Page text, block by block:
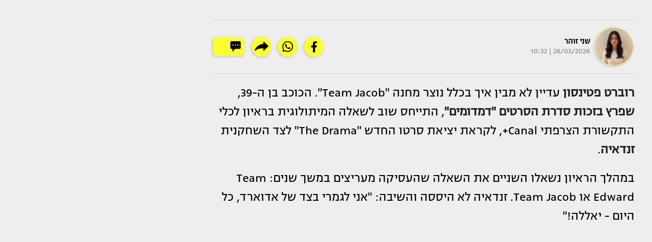
שני זוהר
26/03/2026 | 10:32
רוברט פטינסון עדיין לא מבין איך בכלל נוצר מחנה "Team Jacob". הכוכב בן ה-39,
שפרץ בזכות סדרת הסרטים "דמדומים", התייחס שוב לשאלה המיתולוגית בראיון לכלי
התקשורת הצרפתי Canal+, לקראת יציאת סרטו החדש "The Drama" לצד השחקנית
זנדאיה.
במהלך הראיון נשאלו השניים את השאלה שהעסיקה מעריצים במשך שנים: Team
Edward או Team Jacob. זנדאיה לא היססה והשיבה: "אני לגמרי בצד של אדוארד, כל
היום - יאללה!"